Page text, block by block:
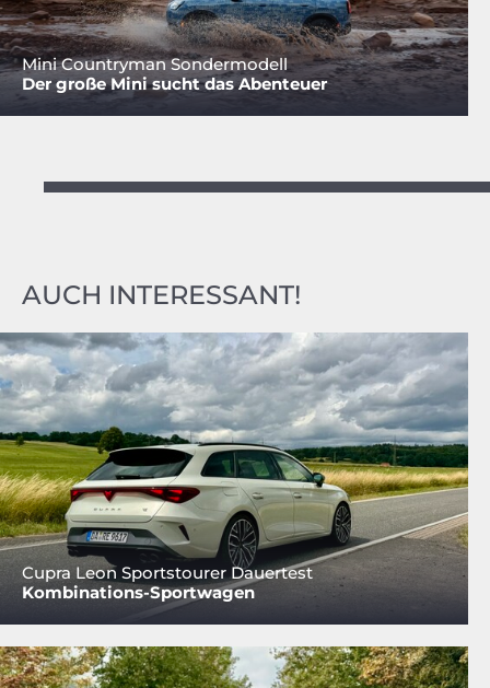
Mini Countryman Sondermodell
Der große Mini sucht das Abenteuer
AUCH INTERESSANT!
Cupra Leon Sportstourer Dauertest
Kombinations-Sportwagen